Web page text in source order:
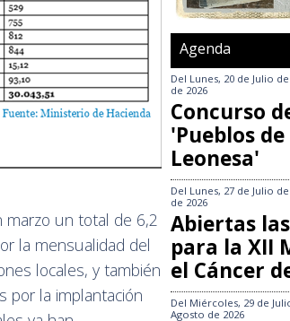
marzo un total de 6,2
la mensualidad del
locales, y también
por la implantación
Agenda
Del Lunes, 20 de Julio
de 2026
Concurso
'Pueblos
Leonesa'
Del Lunes, 27 de Julio
de 2026
Abiertas
para la XII
el Cáncer
Del Miércoles, 29 de
Agosto de 2026